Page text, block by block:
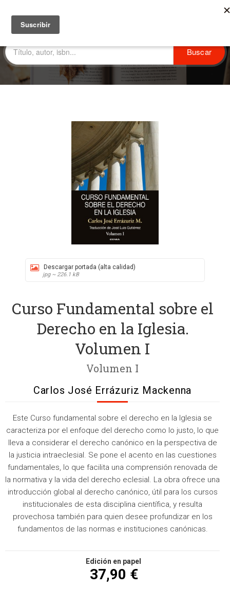
Descargar portada (alta calidad)
jpg ~ 226.1 kB
Curso Fundamental sobre el
Derecho en la Iglesia.
Volumen I
Volumen I
Carlos José Errázuriz Mackenna
Este Curso fundamental sobre el derecho en la Iglesia se
caracteriza por el enfoque del derecho como lo justo, lo que
lleva a considerar el derecho canónico en la perspectiva de
la justicia intraeclesial. Se pone el acento en las cuestiones
fundamentales, lo que facilita una comprensión renovada de
la normativa y la vida del derecho eclesial. La obra ofrece una
introducción global al derecho canónico, útil para los cursos
institucionales de esta disciplina científica, y resulta
provechosa también para quien desee profundizar en los
fundamentos de las normas e instituciones canónicas.
Edición en papel
37,90 €